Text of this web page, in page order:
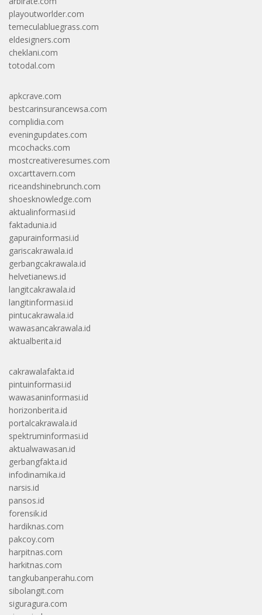
playoutworlder.com
temeculabluegrass.com
eldesigners.com
cheklani.com
totodal.com
apkcrave.com
bestcarinsurancewsa.com
complidia.com
eveningupdates.com
mcochacks.com
mostcreativeresumes.com
oxcarttavern.com
riceandshinebrunch.com
shoesknowledge.com
aktualinformasi.id
faktadunia.id
gapurainformasi.id
gariscakrawala.id
gerbangcakrawala.id
helvetianews.id
langitcakrawala.id
langitinformasi.id
pintucakrawala.id
wawasancakrawala.id
aktualberita.id
cakrawalafakta.id
pintuinformasi.id
wawasaninformasi.id
horizonberita.id
portalcakrawala.id
spektruminformasi.id
aktualwawasan.id
gerbangfakta.id
infodinamika.id
narsis.id
pansos.id
forensik.id
hardiknas.com
pakcoy.com
harpitnas.com
harkitnas.com
tangkubanperahu.com
sibolangit.com
siguragura.com